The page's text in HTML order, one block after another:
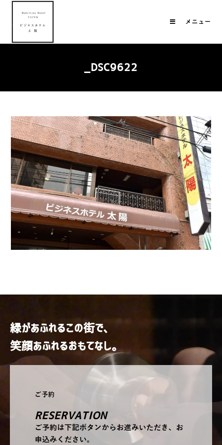
メニュー
_DSC9622
緑があふれるこの街で、
笑顔あふれるおもてなし。
ご予約
RESERVATION
ご予約は下記ボタンからお進みいただき、お
申込みください。